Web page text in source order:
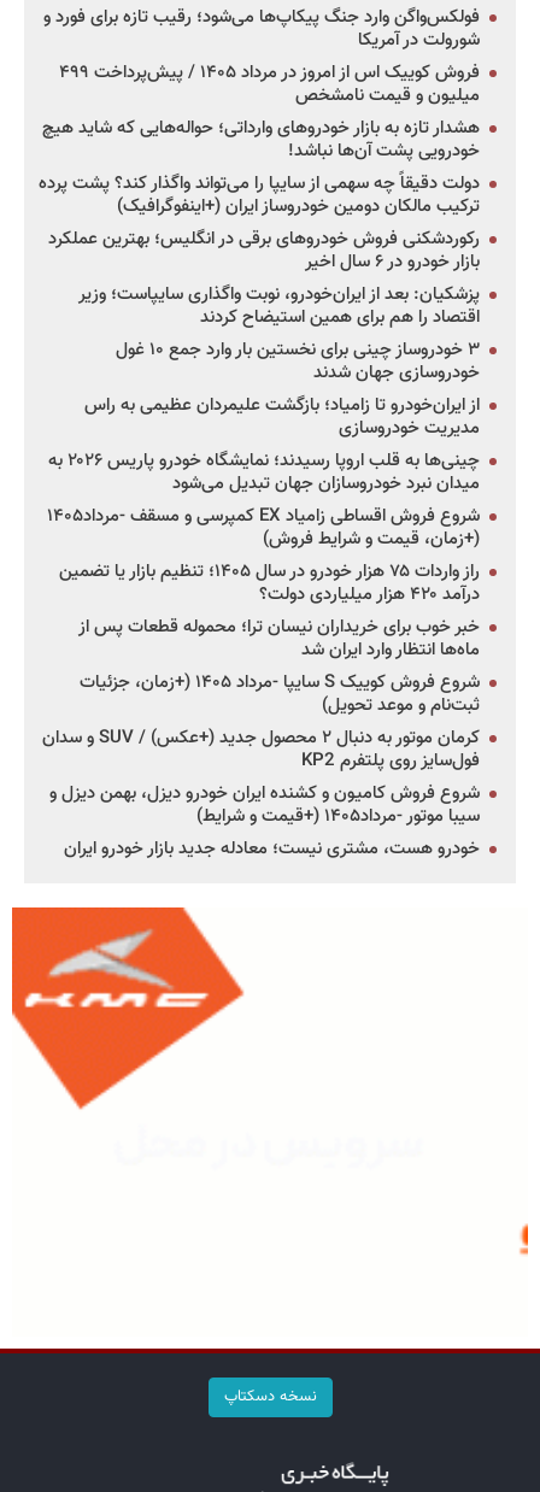
فولکس‌واگن وارد جنگ پیکاپ‌ها می‌شود؛ رقیب تازه برای فورد و
شورولت در آمریکا
فروش کوییک اس از امروز در مرداد ۱۴۰۵ / پیش‌پرداخت ۴۹۹
میلیون و قیمت نامشخص
هشدار تازه به بازار خودروهای وارداتی؛ حواله‌هایی که شاید هیچ
خودرویی پشت آن‌ها نباشد!
دولت دقیقاً چه سهمی از سایپا را می‌تواند واگذار کند؟ پشت پرده
ترکیب مالکان دومین خودروساز ایران (+اینفوگرافیک)
رکوردشکنی فروش خودروهای برقی در انگلیس؛ بهترین عملکرد
بازار خودرو در ۶ سال اخیر
پزشکیان: بعد از ایران‌خودرو، نوبت واگذاری سایپاست؛ وزیر
اقتصاد را هم برای همین استیضاح کردند
۳ خودروساز چینی برای نخستین بار وارد جمع ۱۰ غول
خودروسازی جهان شدند
از ایران‌خودرو تا زامیاد؛ بازگشت علیمردان عظیمی به راس
مدیریت خودروسازی
چینی‌ها به قلب اروپا رسیدند؛ نمایشگاه خودرو پاریس ۲۰۲۶ به
میدان نبرد خودروسازان جهان تبدیل می‌شود
شروع فروش اقساطی زامیاد EX کمپرسی و مسقف -مرداد۱۴۰۵
(+زمان، قیمت و شرایط فروش)
راز واردات ۷۵ هزار خودرو در سال ۱۴۰۵؛ تنظیم بازار یا تضمین
درآمد ۴۲۰ هزار میلیاردی دولت؟
خبر خوب برای خریداران نیسان ترا؛ محموله قطعات پس از
ماه‌ها انتظار وارد ایران شد
شروع فروش کوییک S سایپا -مرداد ۱۴۰۵ (+زمان، جزئیات
ثبت‌نام و موعد تحویل)
کرمان موتور به دنبال ۲ محصول جدید (+عکس) / SUV و سدان
فول‌سایز روی پلتفرم KP2
شروع فروش کامیون و کشنده ایران خودرو دیزل، بهمن دیزل و
سیبا موتور -مرداد۱۴۰۵ (+قیمت و شرایط)
خودرو هست، مشتری نیست؛ معادله جدید بازار خودرو ایران
نسخه دسکتاپ